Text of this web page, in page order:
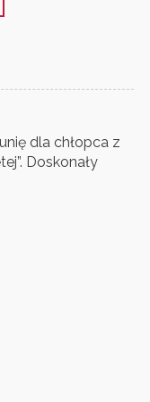
dla chłopca z
Doskonały